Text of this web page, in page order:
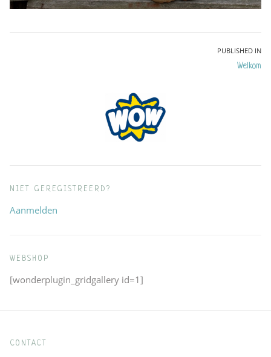
PUBLISHED IN
Welkom
NIET GEREGISTREERD?
Aanmelden
WEBSHOP
[wonderplugin_gridgallery id=1]
CONTACT